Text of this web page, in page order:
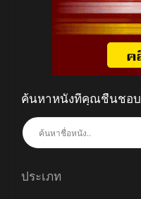
ค้นหาหนังที่คุณชื่นชอบ
ประเภท